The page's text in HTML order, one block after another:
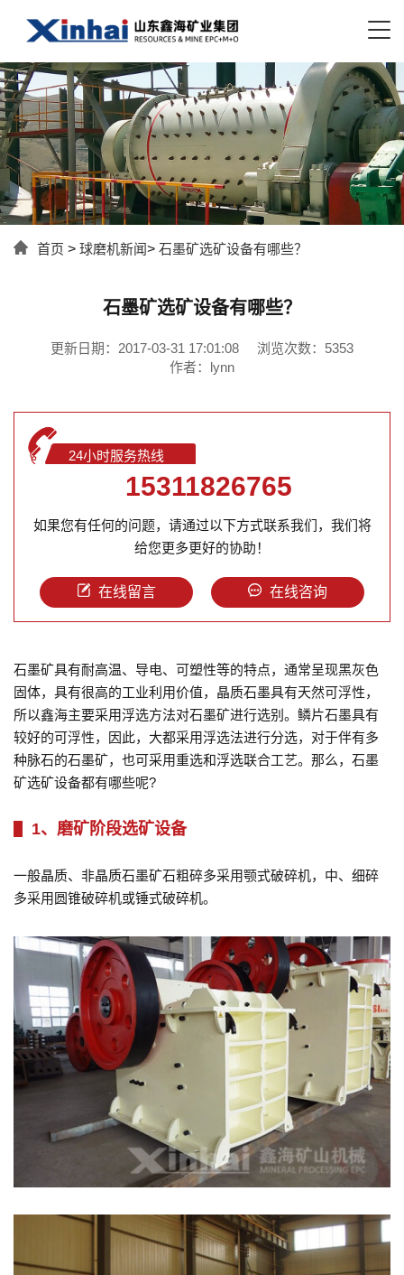
首页 > 球磨机新闻> 石墨矿选矿设备有哪些？
石墨矿选矿设备有哪些？
更新日期：2017-03-31 17:01:08
浏览次数：5353
作者：lynn
24小时服务热线
15311826765
如果您有任何的问题，请通过以下方式联系我们，我们将
给您更多更好的协助！
在线留言 在线咨询
石墨矿具有耐高温、导电、可塑性等的特点，通常呈现黑灰色
固体，具有很高的工业利用价值，晶质石墨具有天然可浮性，
所以鑫海主要采用浮选方法对石墨矿进行选别。鳞片石墨具有
较好的可浮性，因此，大都采用浮选法进行分选，对于伴有多
种脉石的石墨矿，也可采用重选和浮选联合工艺。那么，石墨
矿选矿设备都有哪些呢?
1、磨矿阶段选矿设备
一般晶质、非晶质石墨矿石粗碎多采用颚式破碎机，中、细碎
多采用圆锥破碎机或锤式破碎机。